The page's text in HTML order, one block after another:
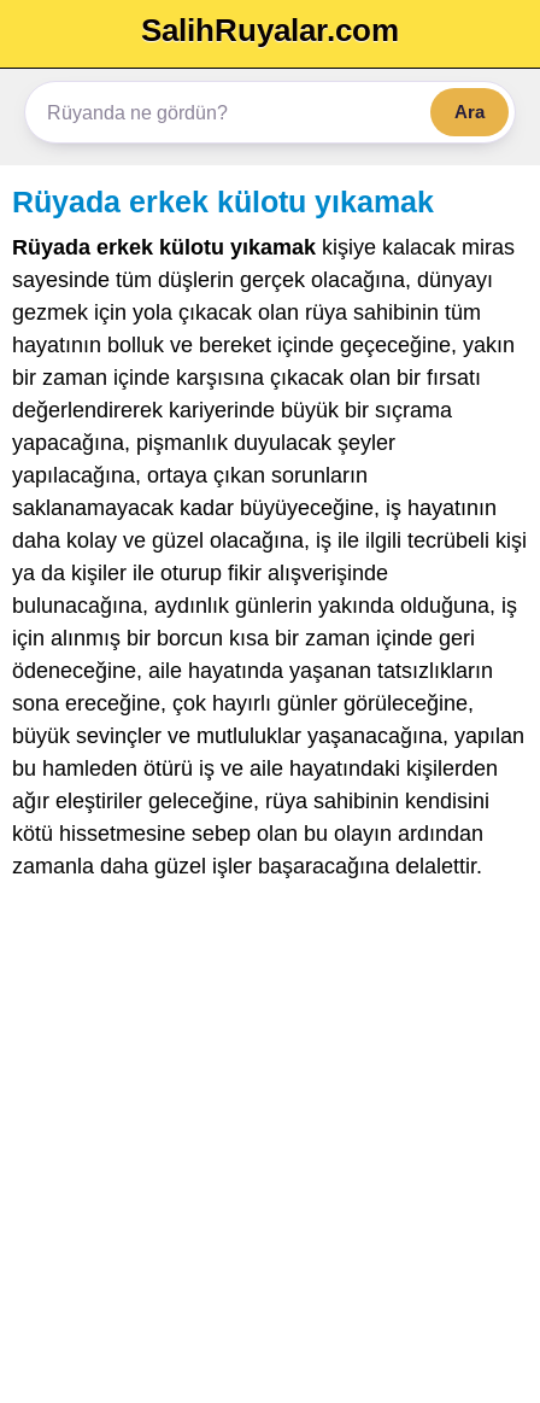
SalihRuyalar.com
Ara
Rüyada erkek külotu yıkamak
Rüyada erkek külotu yıkamak kişiye kalacak miras
sayesinde tüm düşlerin gerçek olacağına, dünyayı
gezmek için yola çıkacak olan rüya sahibinin tüm
hayatının bolluk ve bereket içinde geçeceğine, yakın
bir zaman içinde karşısına çıkacak olan bir fırsatı
değerlendirerek kariyerinde büyük bir sıçrama
yapacağına, pişmanlık duyulacak şeyler
yapılacağına, ortaya çıkan sorunların
saklanamayacak kadar büyüyeceğine, iş hayatının
daha kolay ve güzel olacağına, iş ile ilgili tecrübeli kişi
ya da kişiler ile oturup fikir alışverişinde
bulunacağına, aydınlık günlerin yakında olduğuna, iş
için alınmış bir borcun kısa bir zaman içinde geri
ödeneceğine, aile hayatında yaşanan tatsızlıkların
sona ereceğine, çok hayırlı günler görüleceğine,
büyük sevinçler ve mutluluklar yaşanacağına, yapılan
bu hamleden ötürü iş ve aile hayatındaki kişilerden
ağır eleştiriler geleceğine, rüya sahibinin kendisini
kötü hissetmesine sebep olan bu olayın ardından
zamanla daha güzel işler başaracağına delalettir.